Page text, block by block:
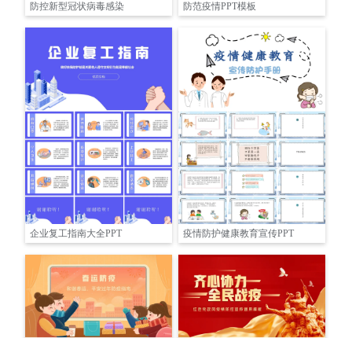
防控新型冠状病毒感染 防范疫情PPT模板
企业复工指南大全PPT 疫情防护健康教育宣传PPT